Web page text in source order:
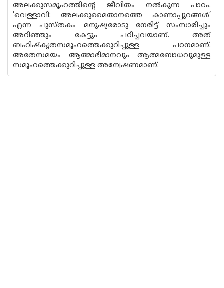
അലക്കുസമൂഹത്തിന്റെ ജീവിതം നൽകുന്ന പാഠം.
’വെള്ളാവി: അലക്കുമൈതാനത്തെ കാണാപ്പുറങ്ങൾ’
എന്ന പുസ്തകം മനുഷ്യരോടു നേരിട്ട് സംസാരിച്ചും
അറിഞ്ഞും കേട്ടും പഠിച്ചവയാണ്. അത്
ബഹിഷ്കൃതസമൂഹത്തെക്കുറിച്ചുള്ള പഠനമാണ്.
അതേസമയം ആത്മാഭിമാനവും ആത്മബോധവുമുള്ള
സമൂഹത്തെക്കുറിച്ചുള്ള അന്വേഷണമാണ്.